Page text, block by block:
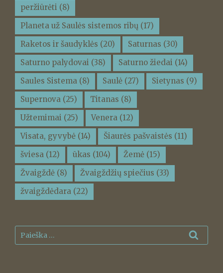
peržiūrėti (8)
Planeta už Saulės sistemos ribų (17)
Raketos ir šaudyklės (20) Saturnas (30)
Saturno palydovai (38) Saturno žiedai (14)
Saules Sistema (8) Saulė (27) Sietynas (9)
Supernova (25) Titanas (8)
Užtemimai (25) Venera (12)
Visata, gyvybė (14) Šiaurės pašvaistės (11)
šviesa (12) ūkas (104) Žemė (15)
Žvaigždė (8) Žvaigždžių spiečius (33)
žvaigždėdara (22)
Ieškoti: